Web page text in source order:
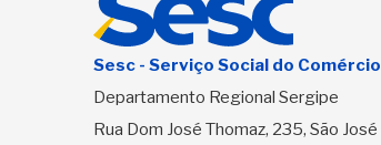
Sesc - Serviço Social do Comércio
Departamento Regional Sergipe
Rua Dom José Thomaz, 235, São José